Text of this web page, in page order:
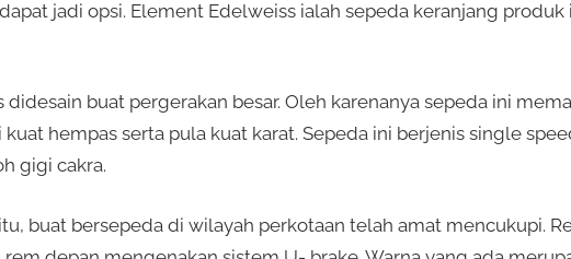
jadi opsi. Element Edelweiss ialah sepeda keranjang produk
buat pergerakan besar. Oleh karenanya sepeda ini
hempas serta pula kuat karat. Sepeda ini berjenis single
gigi cakra.
buat bersepeda di wilayah perkotaan telah amat mencukupi.